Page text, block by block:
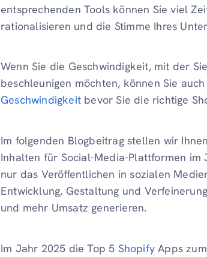
entsprechenden Tools können Sie viel
rationalisieren und die Stimme Ihres
Wenn Sie die Geschwindigkeit, mit der
beschleunigen möchten, können Sie
Geschwindigkeit bevor Sie die richtige
Im folgenden Blogbeitrag stellen wir
Inhalten für Social-Media-Plattformen im
nur das Veröffentlichen in sozialen
Entwicklung, Gestaltung und
und mehr Umsatz generieren.
Im Jahr 2025 die Top 5 Shopify Apps